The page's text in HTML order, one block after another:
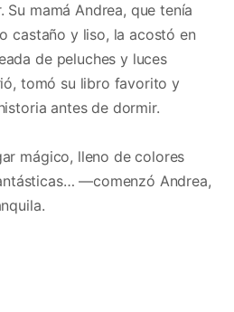
mamá Andrea, que tenía
castaño y liso, la acostó en
de peluches y luces
tomó su libro favorito y
antes de dormir.
mágico, lleno de colores
—comenzó Andrea,